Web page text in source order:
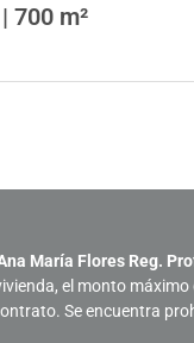
700 m²
María Flores Reg.
el monto
Se encuentra